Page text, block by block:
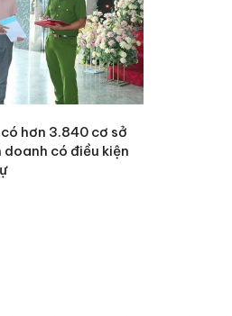
hơn 3.840 cơ sở
doanh có điều kiện
Công an Thanh Hóa
tìm bị hại trong vụ
án sản xuất, buôn
bán yến sào giả
Thanh Hóa: Tìm bị
hại trong vụ án buôn
bán bình sữa
Moyuum giả